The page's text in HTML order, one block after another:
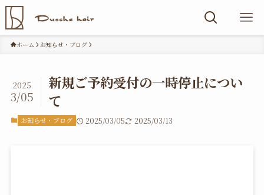
ホーム お知らせ・ブログ
新規ご予約受付の一時停止につい
て
2025
3/05
お知らせ・ブログ 2025/03/05 2025/03/13